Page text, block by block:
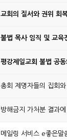
교회의 질서와 권위 회
불법 목사 임직 및 교육
평강제일교회 불법 공
총회 제명자들의 집회와
방해금지 가처분 결과
메일링 서비스 e좋은말